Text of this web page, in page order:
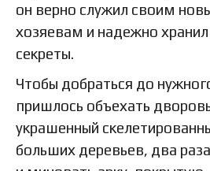
он верно служил своим
хозяевам и надежно
секреты.
Чтобы добраться до
пришлось объехать
украшенный
больших деревьев, два